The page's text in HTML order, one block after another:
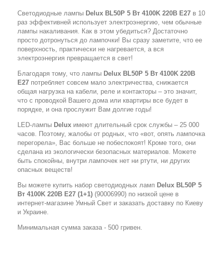
Светодиодные лампы Delux BL50P 5 Вт 4100K 220В E27 в 10
раз эффективней использует электроэнергию, чем обычные
лампы накаливания. Как в этом убедиться? Достаточно
просто дотронуться до лампочки! Вы сразу заметите, что ее
поверхность, практически не нагревается, а вся
электроэнергия превращается в свет!
Благодаря тому, что лампы Delux BL50P 5 Вт 4100K 220В
E27 потребляет совсем мало электричества, снижается
общая нагрузка на кабели, реле и контакторы – это значит,
что с проводкой Вашего дома или квартиры все будет в
порядке, и она прослужит Вам долгие годы!
LED-лампы Delux имеют длительный срок службы – 25 000
часов. Поэтому, жалобы от родных, что «вот, опять лампочка
перегорела», Вас больше не побеспокоят! Кроме того, они
сделана из экологически безопасных материалов. Можете
быть спокойны, внутри лампочек нет ни ртути, ни других
опасных веществ!
Вы можете купить набор светодиодных ламп Delux BL50P 5
Вт 4100K 220В E27 (1+1) (90006990) по низкой цене в
интернет-магазине Умный Свет и заказать доставку по Киеву
и Украине.
Минимальная сумма заказа - 500 гривен.